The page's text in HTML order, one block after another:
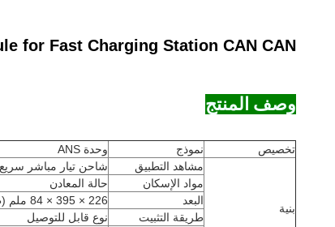
for Fast Charging Station CAN CAN
وصف المنتج
تخصيص نموذج وحدة ANS
بنية
مشاهد التطبيق
شاحن تيار مباشر سريع
مواد الإسكان
حالة المعادن
البعد
226 × 395 × 84 ملم (طول × عرض × ارتفاع)
طريقة التثبيت
نوع قابل للتوصيل